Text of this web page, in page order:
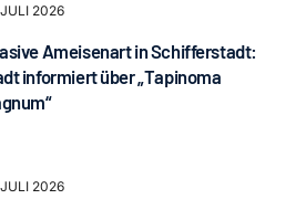
2026
Ameisenart in Schifferstadt:
informiert über „Tapinoma
2026